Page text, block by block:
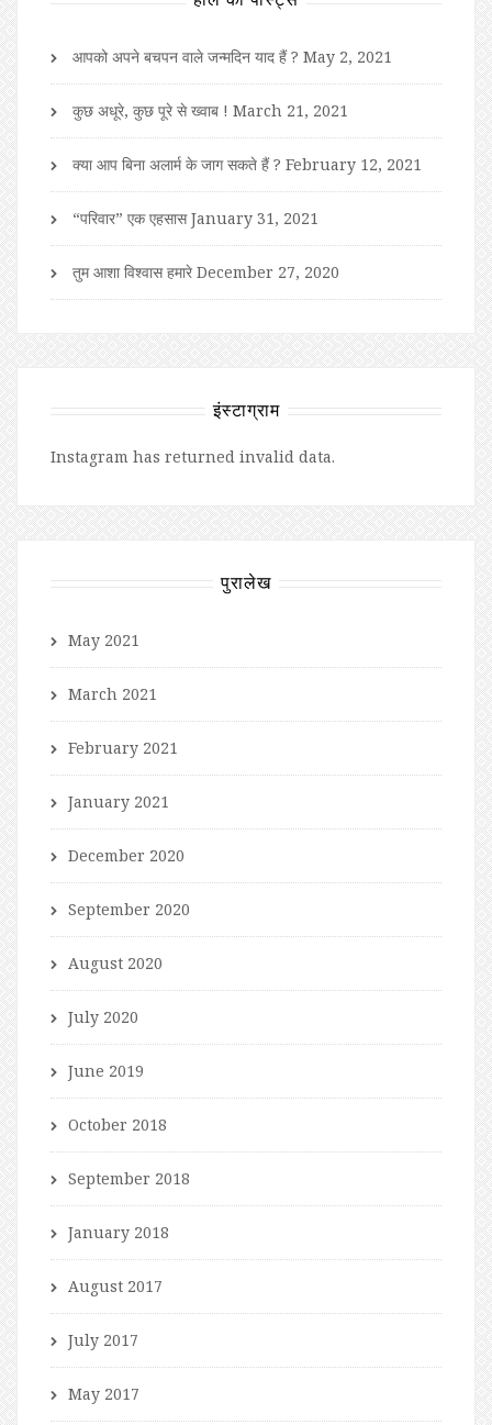
आपको अपने बचपन वाले जन्मदिन याद हैं ? May 2, 2021
कुछ अधूरे, कुछ पूरे से ख्वाब ! March 21, 2021
क्या आप बिना अलार्म के जाग सकते हैं ? February 12, 2021
“परिवार” एक एहसास January 31, 2021
तुम आशा विश्वास हमारे December 27, 2020
इंस्टाग्राम
Instagram has returned invalid data.
पुरालेख
May 2021
March 2021
February 2021
January 2021
December 2020
September 2020
August 2020
July 2020
June 2019
October 2018
September 2018
January 2018
August 2017
July 2017
May 2017